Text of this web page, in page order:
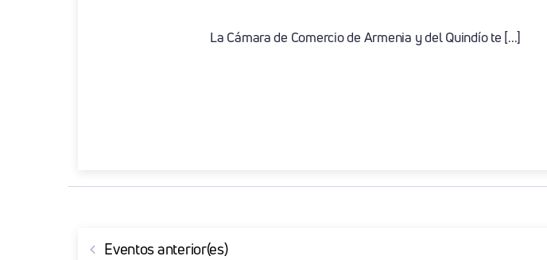
La Cámara de Comercio de Armenia y del Quindío te [...]
Eventosanterior(es)